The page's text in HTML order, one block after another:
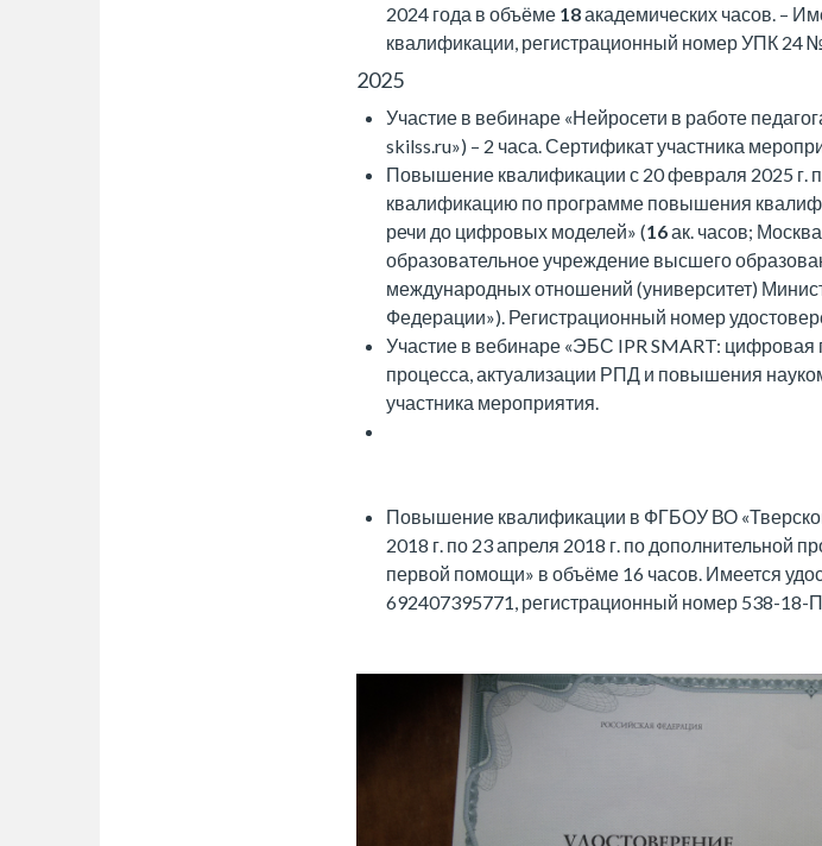
2024 года в объёме 18академических часов. –
квалификации, регистрационный номер УПК 24
2025
Участие в вебинаре «Нейросети в работе
skilss.ru») – 2 часа. Сертификат участника
Повышение квалификации с 20 февраля 2025 г.
квалификацию по программе повышения
речи до цифровых моделей» (16ак. часов;
образовательное учреждение высшего
международных отношений (университет)
Федерации»). Регистрационный номер
Участие в вебинаре «ЭБС IPR SMART:
процесса, актуализации РПД и повышения
участника мероприятия.
Повышение квалификации в ФГБОУ ВО
2018 г. по 23 апреля 2018 г. по дополнительной
первой помощи» в объёме 16 часов. Имеется
692407395771, регистрационный номер 538-18-